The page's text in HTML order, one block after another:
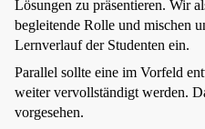
Lösungen zu präsentieren. Wir
begleitende Rolle und mischen
Lernverlauf der Studenten ein.
Parallel sollte eine im Vorfeld
weiter vervollständigt werden.
vorgesehen.